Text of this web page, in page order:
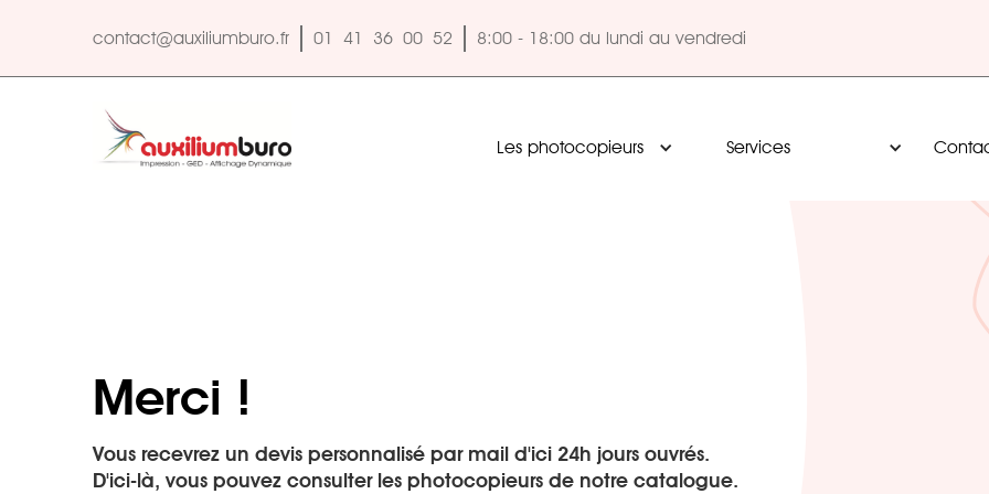
contact@auxiliumburo.fr 01 41 36 00 52 8:00 - 18:00 du lundi au vendredi
Les photocopieurs Services
contact@auxiliumburo.fr 01 41 36 00 52 8:00 - 18:00 du lundi au vendredi
Les photocopieurs Services
Merci !
Vous recevrez un devis personnalisé par mail d'ici 24h jours ouvrés.
D'ici-là, vous pouvez consulter les photocopieurs de notre catalogue.